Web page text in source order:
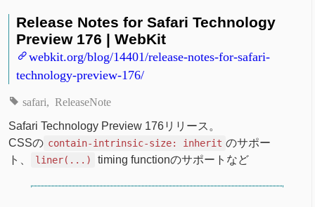
Release Notes for Safari Technology
Preview 176 | WebKit
webkit.org/blog/14401/release-notes-for-safari-
technology-preview-176/
safari ReleaseNote
Safari Technology Preview 176リリース。
CSSの contain-intrinsic-size: inherit のサポー
ト、
liner(...) timing functionのサポートなど